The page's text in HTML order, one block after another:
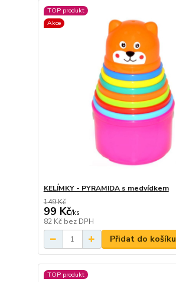
TOP produkt
Akce
KELÍMKY - PYRAMIDA s medvídkem
149 Kč
99 Kč/ks
82 Kč bez DPH
Přidat do košíku
TOP produkt